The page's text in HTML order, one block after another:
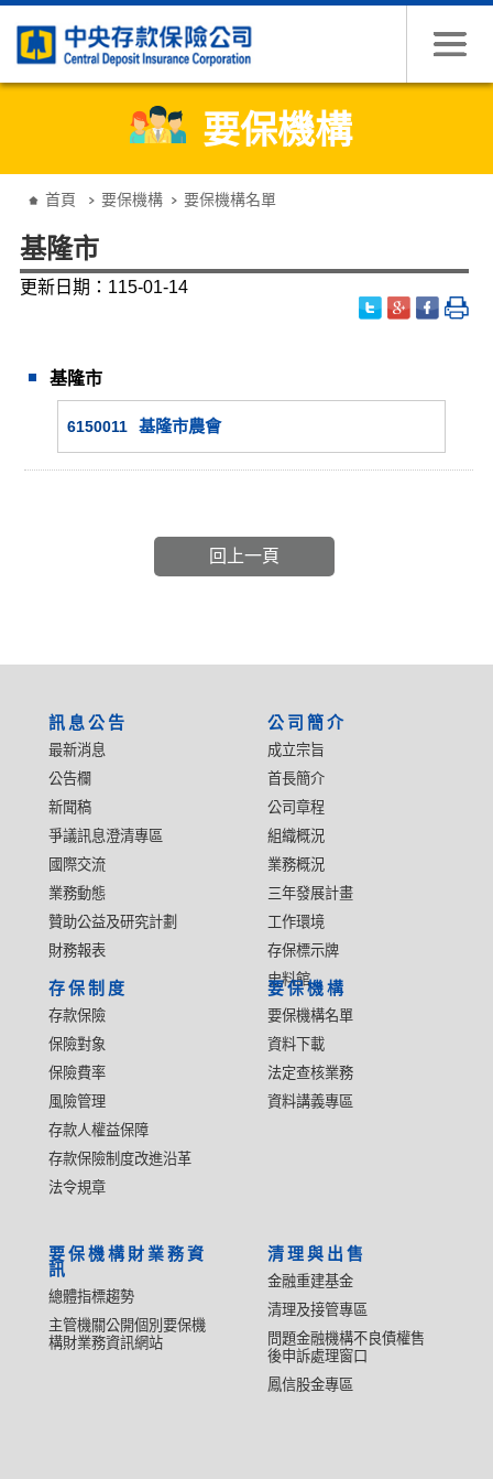
要保機構
首頁 要保機構 要保機構名單
基隆市
更新日期：115-01-14
基隆市
6150011 基隆市農會
回上一頁
訊息公告
最新消息
公告欄
新聞稿
爭議訊息澄清專區
國際交流
業務動態
贊助公益及研究計劃
財務報表
公司簡介
成立宗旨
首長簡介
公司章程
組織概況
業務概況
三年發展計畫
工作環境
存保標示牌
史料館
存保制度
存款保險
保險對象
保險費率
風險管理
存款人權益保障
存款保險制度改進沿革
法令規章
要保機構
要保機構名單
資料下載
法定查核業務
資料講義專區
要保機構財業務資
訊
總體指標趨勢
主管機關公開個別要保機
構財業務資訊網站
清理與出售
金融重建基金
清理及接管專區
問題金融機構不良債權售
後申訴處理窗口
鳳信股金專區